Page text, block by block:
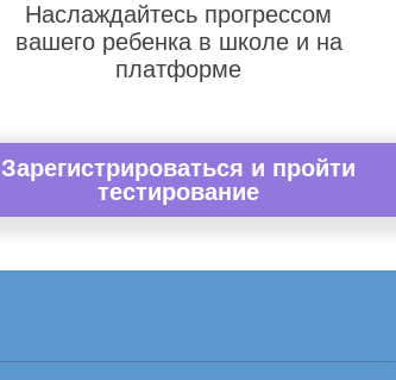
Наслаждайтесь прогрессом
вашего ребенка в школе и на
платформе
Зарегистрироваться и пройти
тестирование